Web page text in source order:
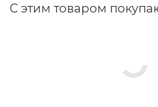
С этим товаром